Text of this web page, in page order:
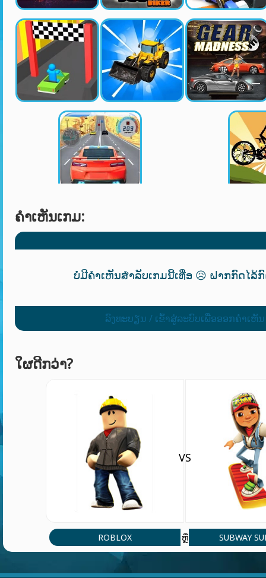
ຄໍາເຫັນເກມ:
ບໍ່ມີຄຳເຫັນສຳລັບເກມນີ້ເທື່ອ 😥 ຝາກກົດໄລ້
ລົງທະບຽນ / ເຂົ້າສູ່ລະບົບເພື່ອອອກຄໍາເຫັນ
ໃຜດີກວ່າ?
ROBLOX
VS
ຫຼື SUBWAY